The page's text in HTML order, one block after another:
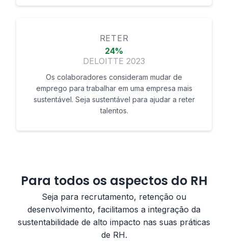
RETER
24%
DELOITTE 2023
Os colaboradores consideram mudar de
emprego para trabalhar em uma empresa mais
sustentável. Seja sustentável para ajudar a reter
talentos.
Para todos os aspectos do RH
Seja para recrutamento, retenção ou
desenvolvimento, facilitamos a integração da
sustentabilidade de alto impacto nas suas práticas
de RH.